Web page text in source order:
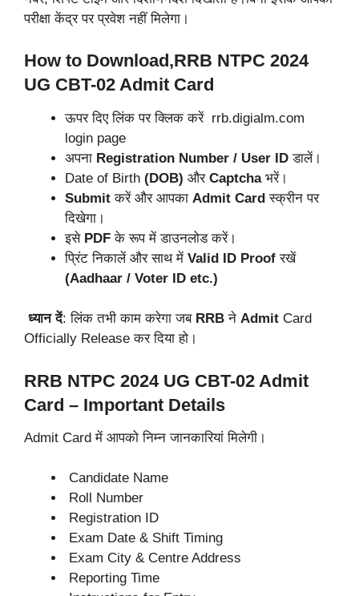
परीक्षा केंद्र पर प्रवेश नहीं मिलेगा।
How to Download,RRB NTPC 2024
UG CBT-02 Admit Card
ऊपर दिए लिंक पर क्लिक करें rrb.digialm.com
login page
अपना Registration Number / User ID डालें।
Date of Birth (DOB) और Captchaभरें।
Submit करें और आपका Admit Card स्क्रीन पर
दिखेगा।
इसे PDF के रूप में डाउनलोड करें।
प्रिंट निकालें और साथ में Valid ID Proof रखें
(Aadhaar / Voter ID etc.)
ध्यान दें: लिंक तभी काम करेगा जब RRB ने Admit Card
Officially Release कर दिया हो।
RRB NTPC 2024 UG CBT-02 Admit
Card – Important Details
Admit Card में आपको निम्न जानकारियां मिलेगी।
Candidate Name
Roll Number
Registration ID
Exam Date & Shift Timing
Exam City & Centre Address
Reporting Time